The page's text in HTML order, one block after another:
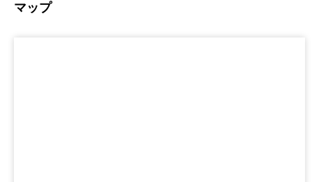
マップ